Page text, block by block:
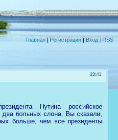
Главная|Регистрация|Вход|RSS
23:41
Путина российское
больных слона. Вы сказали,
больше, чем все президенты